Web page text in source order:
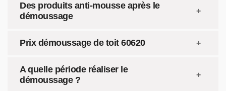
Des produits anti-mousse après le
démoussage
Prix démoussage de toit 60620
A quelle période réaliser le
démoussage ?